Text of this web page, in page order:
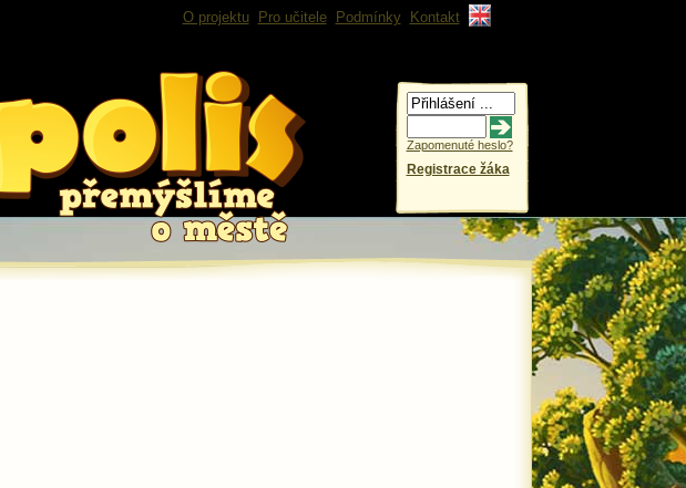
O projektu Pro učitele Podmínky Kontakt
Zapomenuté heslo?
Registrace žáka